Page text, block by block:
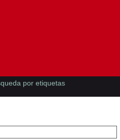
por etiquetas